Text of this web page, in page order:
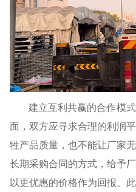
建立互利共赢的合作模
面，双方应寻求合理的利润
牲产品质量，也不能让厂家
长期采购合同的方式，给予
以更优惠的价格作为回报。